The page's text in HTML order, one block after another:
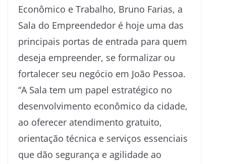
Econômico e Trabalho, Bruno Farias, a
Sala do Empreendedor é hoje uma das
principais portas de entrada para quem
deseja empreender, se formalizar ou
fortalecer seu negócio em João Pessoa.
“A Sala tem um papel estratégico no
desenvolvimento econômico da cidade,
ao oferecer atendimento gratuito,
orientação técnica e serviços essenciais
que dão segurança e agilidade ao